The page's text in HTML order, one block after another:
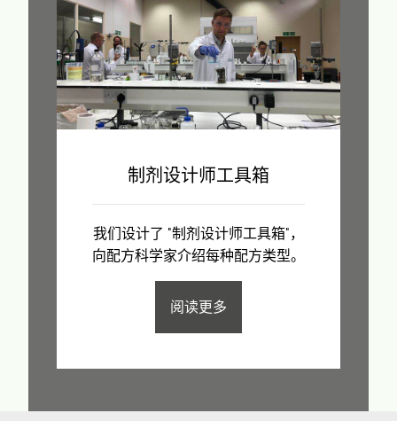
制剂设计师工具箱
我们设计了 "制剂设计师工具箱"，
向配方科学家介绍每种配方类型。
阅读更多